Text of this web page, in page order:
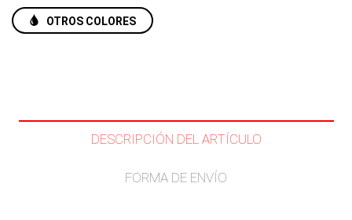
OTROS COLORES
DESCRIPCIÓN DEL ARTÍCULO
FORMA DE ENVÍO